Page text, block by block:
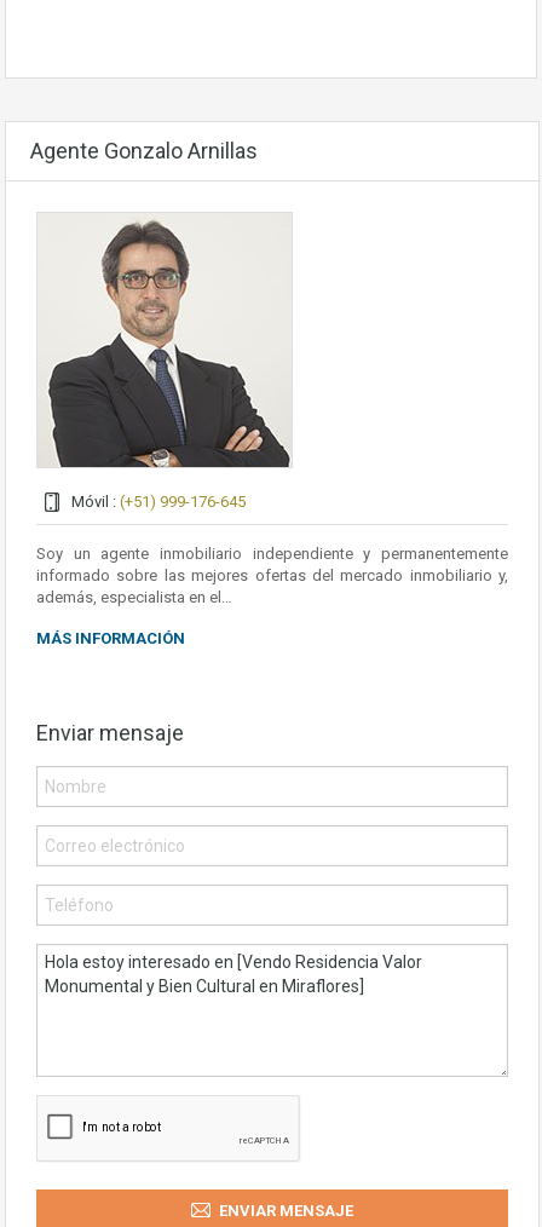
Agente Gonzalo Arnillas
Móvil : (+51) 999-176-645
Soy un agente inmobiliario independiente y permanentemente
informado sobre las mejores ofertas del mercado inmobiliario y,
además, especialista en el…
MÁS INFORMACIÓN
Enviar mensaje
ENVIAR MENSAJE